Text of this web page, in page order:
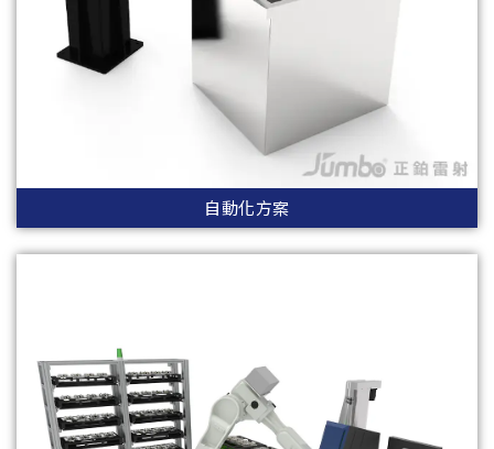
自動化方案